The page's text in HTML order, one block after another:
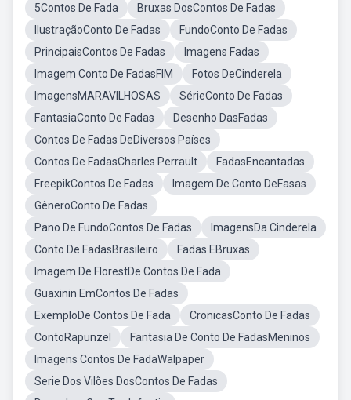
5Contos De Fada
Bruxas DosContos De Fadas
IlustraçãoConto De Fadas
FundoConto De Fadas
PrincipaisContos De Fadas
Imagens Fadas
Imagem Conto De FadasFIM
Fotos DeCinderela
ImagensMARAVILHOSAS
SérieConto De Fadas
FantasiaConto De Fadas
Desenho DasFadas
Contos De Fadas DeDiversos Países
Contos De FadasCharles Perrault
FadasEncantadas
FreepikContos De Fadas
Imagem De Conto DeFasas
GêneroConto De Fadas
Pano De FundoContos De Fadas
ImagensDa Cinderela
Conto De FadasBrasileiro
Fadas EBruxas
Imagem De FlorestDe Contos De Fada
Guaxinin EmContos De Fadas
ExemploDe Contos De Fada
CronicasConto De Fadas
ContoRapunzel
Fantasia De Conto De FadasMeninos
Imagens Contos De FadaWalpaper
Serie Dos Vilões DosContos De Fadas